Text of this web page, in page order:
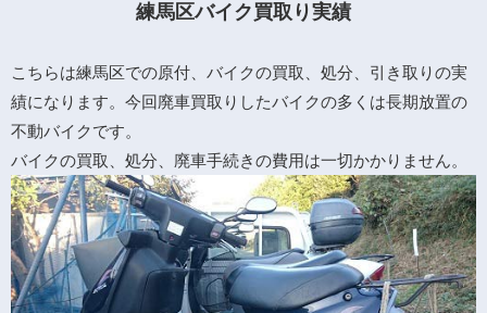
練馬区バイク買取り実績
こちらは練馬区での原付、バイクの買取、処分、引き取りの実
績になります。今回廃車買取りしたバイクの多くは長期放置の
不動バイクです。
バイクの買取、処分、廃車手続きの費用は一切かかりません。